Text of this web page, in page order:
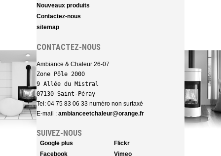
Nouveaux produits
Contactez-nous
sitemap
CONTACTEZ-NOUS
Ambiance & Chaleur 26-07
Zone Pôle 2000
9 Allée du Mistral
07130 Saint-Péray
Tel: 04 75 83 06 33 numéro non surtaxé
E-mail : ambianceetchaleur@orange.fr
SUIVEZ-NOUS
Google plus
Facebook
Flickr
Vimeo